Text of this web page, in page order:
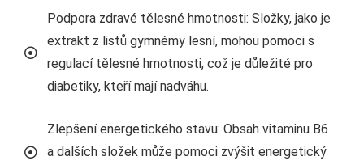
Podpora zdravé tělesné hmotnosti: Složky, jako je
extrakt z listů gymnémy lesní, mohou pomoci s
regulací tělesné hmotnosti, což je důležité pro
diabetiky, kteří mají nadváhu.
Zlepšení energetického stavu: Obsah vitaminu B6
a dalších složek může pomoci zvýšit energetický